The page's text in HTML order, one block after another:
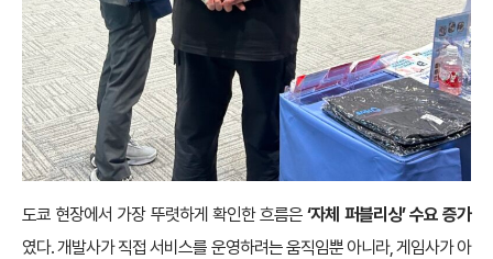
도쿄 현장에서 가장 뚜렷하게 확인한 흐름은‘자체 퍼블리싱’ 수요 증가
였다. 개발사가 직접 서비스를 운영하려는 움직임뿐 아니라, 게임사가 아